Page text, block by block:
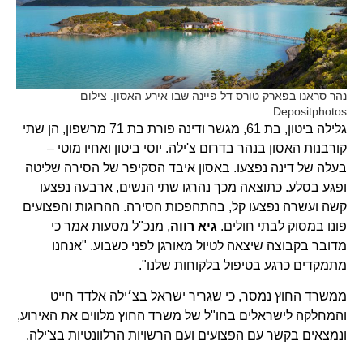
נהר סראנו בפארק טורס דל פיינה שבו אירע האסון. צילום
Depositphotos
גלילה ביטון, בת 61, מגשר ודינה פורת בת 71 מרשפון, הן שתי
קורבנות האסון בנהר בדרום צ'ילה. יוסי ביטון ואחיו מוטי –
בעלה של דינה נפצעו. באסון איבד הסקיפר של הסירה שליטה
ופגע בסלע. כתוצאה מכך נהרגו שתי הנשים, ארבעה נפצעו
קשה ועשרה נפצעו קל, בהתהפכות הסירה. ההרוגות והפצועים
פונו במסוק לבתי חולים. גיא רווה, מנכ"ל מסעות אמר כי
מדובר בקבוצה שיצאה לטיול מאורגן לפני כשבוע. "אנחנו
מתמקדים כרגע בטיפול בלקוחות שלנו".
ממשרד החוץ נמסר, כי שגריר ישראל בצ׳ילה אלדד חייט
והמחלקה לישראלים בחו"ל של משרד החוץ מלווים את האירוע,
ונמצאים בקשר עם הפצועים ועם הרשויות הרלוונטיות בצ'ילה.